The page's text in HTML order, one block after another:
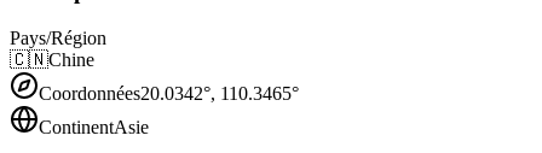
Pays/Région
🇨🇳Chine
Coordonnées20.0342°, 110.3465°
ContinentAsie